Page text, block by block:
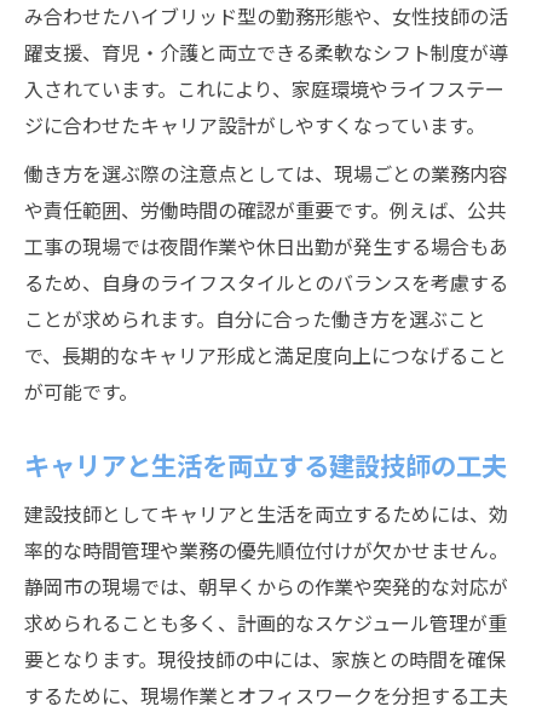
み合わせたハイブリッド型の勤務形態や、女性技師の活
躍支援、育児・介護と両立できる柔軟なシフト制度が導
入されています。これにより、家庭環境やライフステー
ジに合わせたキャリア設計がしやすくなっています。
働き方を選ぶ際の注意点としては、現場ごとの業務内容
や責任範囲、労働時間の確認が重要です。例えば、公共
工事の現場では夜間作業や休日出勤が発生する場合もあ
るため、自身のライフスタイルとのバランスを考慮する
ことが求められます。自分に合った働き方を選ぶこと
で、長期的なキャリア形成と満足度向上につなげること
が可能です。
キャリアと生活を両立する建設技師の工夫
建設技師としてキャリアと生活を両立するためには、効
率的な時間管理や業務の優先順位付けが欠かせません。
静岡市の現場では、朝早くからの作業や突発的な対応が
求められることも多く、計画的なスケジュール管理が重
要となります。現役技師の中には、家族との時間を確保
するために、現場作業とオフィスワークを分担する工夫